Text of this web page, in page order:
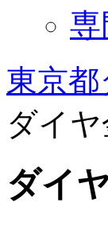
専
東京
ダイ
ダイ